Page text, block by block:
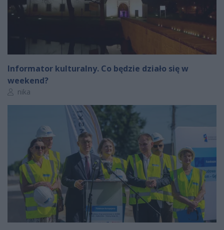
Informator kulturalny. Co będzie działo się w
weekend?
Autor artykułu:
nika